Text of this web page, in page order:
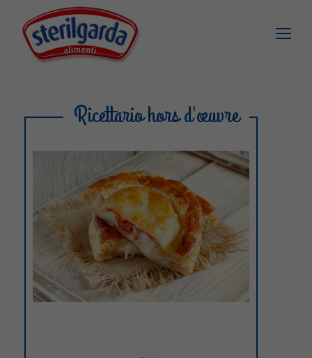
Ricettario hors d'œuvre